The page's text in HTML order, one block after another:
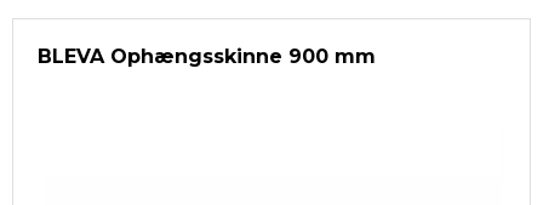
BLEVA Ophængsskinne 900 mm